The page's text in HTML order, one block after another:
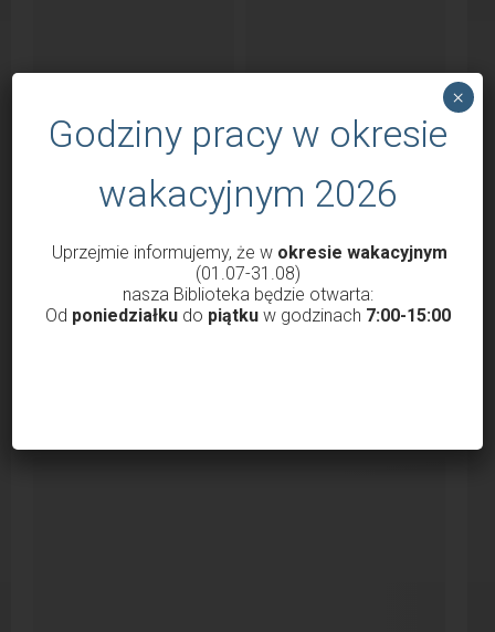
Dni Lubaczowa 2026 –
Quest z nagrodami!
Za nami „Leśne potyczki
Godziny pracy w okresie
wakacyjnym 2026
Uprzejmie informujemy, że w okresie wakacyjnym
(01.07-31.08)
nasza Biblioteka będzie otwarta:
Od poniedziałkudo piątkuw godzinach 7:00-15:00
×